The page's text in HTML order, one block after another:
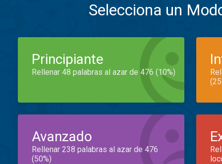
Selecciona un
Principiante
Rellenar 48 palabras al azar de 476 (10%)
Avanzado
Rellenar 238 palabras al azar de 476
(50%)